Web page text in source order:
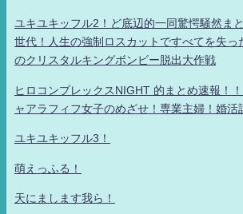
ユキユキッフル2！ど底辺的一同驚愕騒然ま
世代！人生の強制ロスカットですべてを失っ
のクリスタルキングボンビー脱出大作戦
ヒロコンプレックスNIGHT 的まとめ速報！
ャアラフィフ女子のめざせ！専業主婦！婚活
ユキユキッフル3！
萌えっふる！
天にまします我ら！